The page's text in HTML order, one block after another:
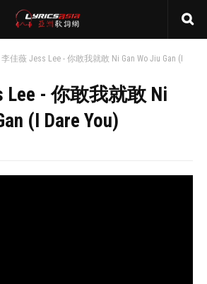
李佳薇 Jess Lee - 你敢我就敢 Ni Gan Wo Jiu Gan (I
Lee - 你敢我就敢 Ni
(I Dare You)